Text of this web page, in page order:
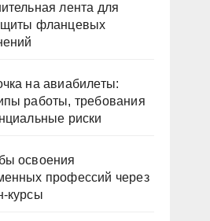
лента для
фланцевых
на авиабилеты:
работы, требования
риски
освоения
профессий через
курсы